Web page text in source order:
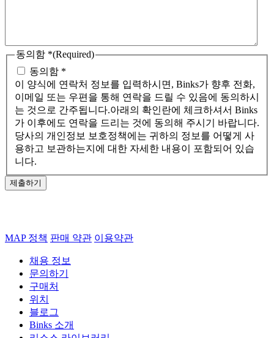
동의함 *(Required)
동의함 *
이 양식에 연락처 정보를 입력하시면, Binks가 향후 전화,
이메일 또는 우편을 통해 연락을 드릴 수 있음에 동의하시
는 것으로 간주됩니다.아래의 확인란에 체크하셔서 Binks
가 이후에도 연락을 드리는 것에 동의해 주시기 바랍니다.
당사의 개인정보 보호정책에는 귀하의 정보를 어떻게 사
용하고 보관하는지에 대한 자세한 내용이 포함되어 있습
니다.
제출하기
MAP 정책 판매 약관 이용약관
채용 정보
문의하기
구매처
위치
블로그
Binks 소개